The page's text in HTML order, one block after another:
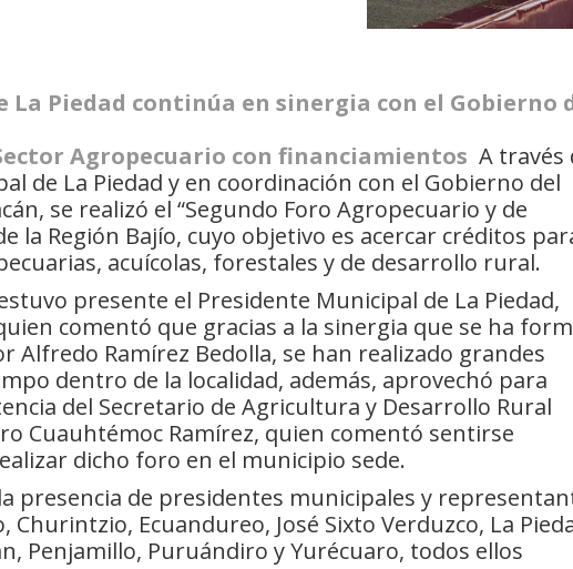
La Piedad continúa en sinergia con el Gobierno
Agropecuario con financiamientos A través
de La Piedad y en coordinación con el Gobierno del
se realizó el “Segundo Foro Agropecuario y de
la Región Bajío, cuyo objetivo es acercar créditos
acuícolas, forestales y de desarrollo rural.
presente el Presidente Municipal de La Piedad,
comentó que gracias a la sinergia que se ha
Alfredo Ramírez Bedolla, se han realizado grandes
dentro de la localidad, además, aprovechó para
del Secretario de Agricultura y Desarrollo Rural
Cuauhtémoc Ramírez, quien comentó sentirse
dicho foro en el municipio sede.
presencia de presidentes municipales y
Churintzio, Ecuandureo, José Sixto Verduzco, La
Penjamillo, Puruándiro y Yurécuaro, todos ellos